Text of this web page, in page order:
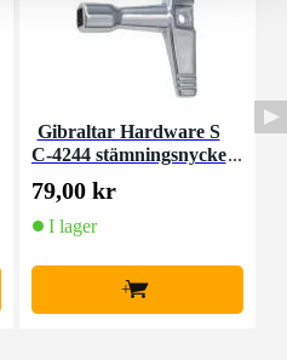
Gibraltar Hardware S
C-4244 stämningsnycke
79,00 kr
I lager
+